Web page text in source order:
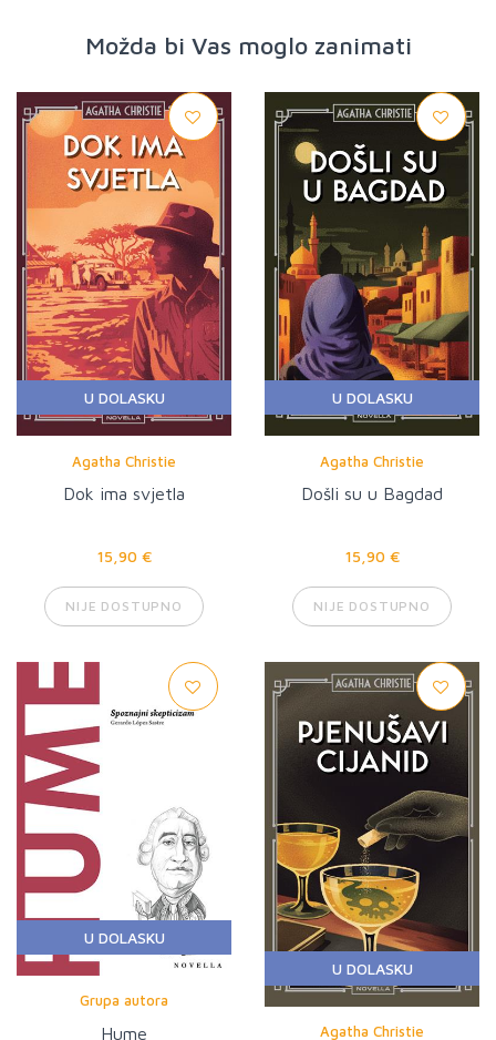
Možda bi Vas moglo zanimati
U DOLASKU
Agatha Christie
Dok ima svjetla
15,90 €
NIJE DOSTUPNO
U DOLASKU
Agatha Christie
Došli su u Bagdad
15,90 €
NIJE DOSTUPNO
U DOLASKU
Grupa autora
Hume
U DOLASKU
Agatha Christie